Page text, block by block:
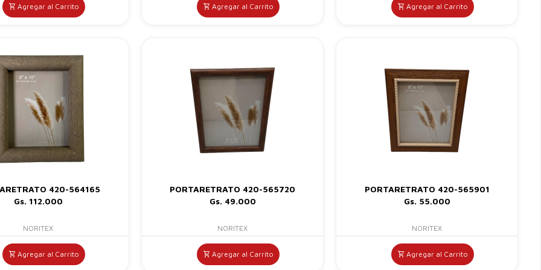
Agregar al Carrito Agregar al Carrito Agregar al Carrito
420-564165
Gs. 112.000
NORITEX
Agregar al Carrito
PORTARETRATO 420-565720
Gs. 49.000
NORITEX
Agregar al Carrito
PORTARETRATO 420-565901
Gs. 55.000
NORITEX
Agregar al Carrito